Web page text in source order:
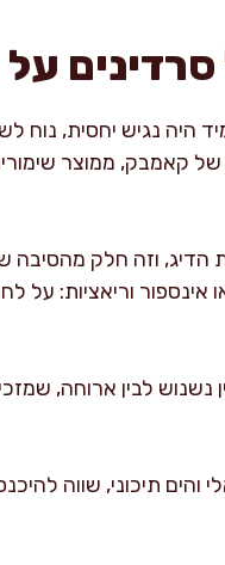
היה נגיש יחסית, נוח
של קאמבק, ממוצר
הדיג, וזה חלק מהסיבה
וריאציות: על
לבין ארוחה,
תיכוני, שווה